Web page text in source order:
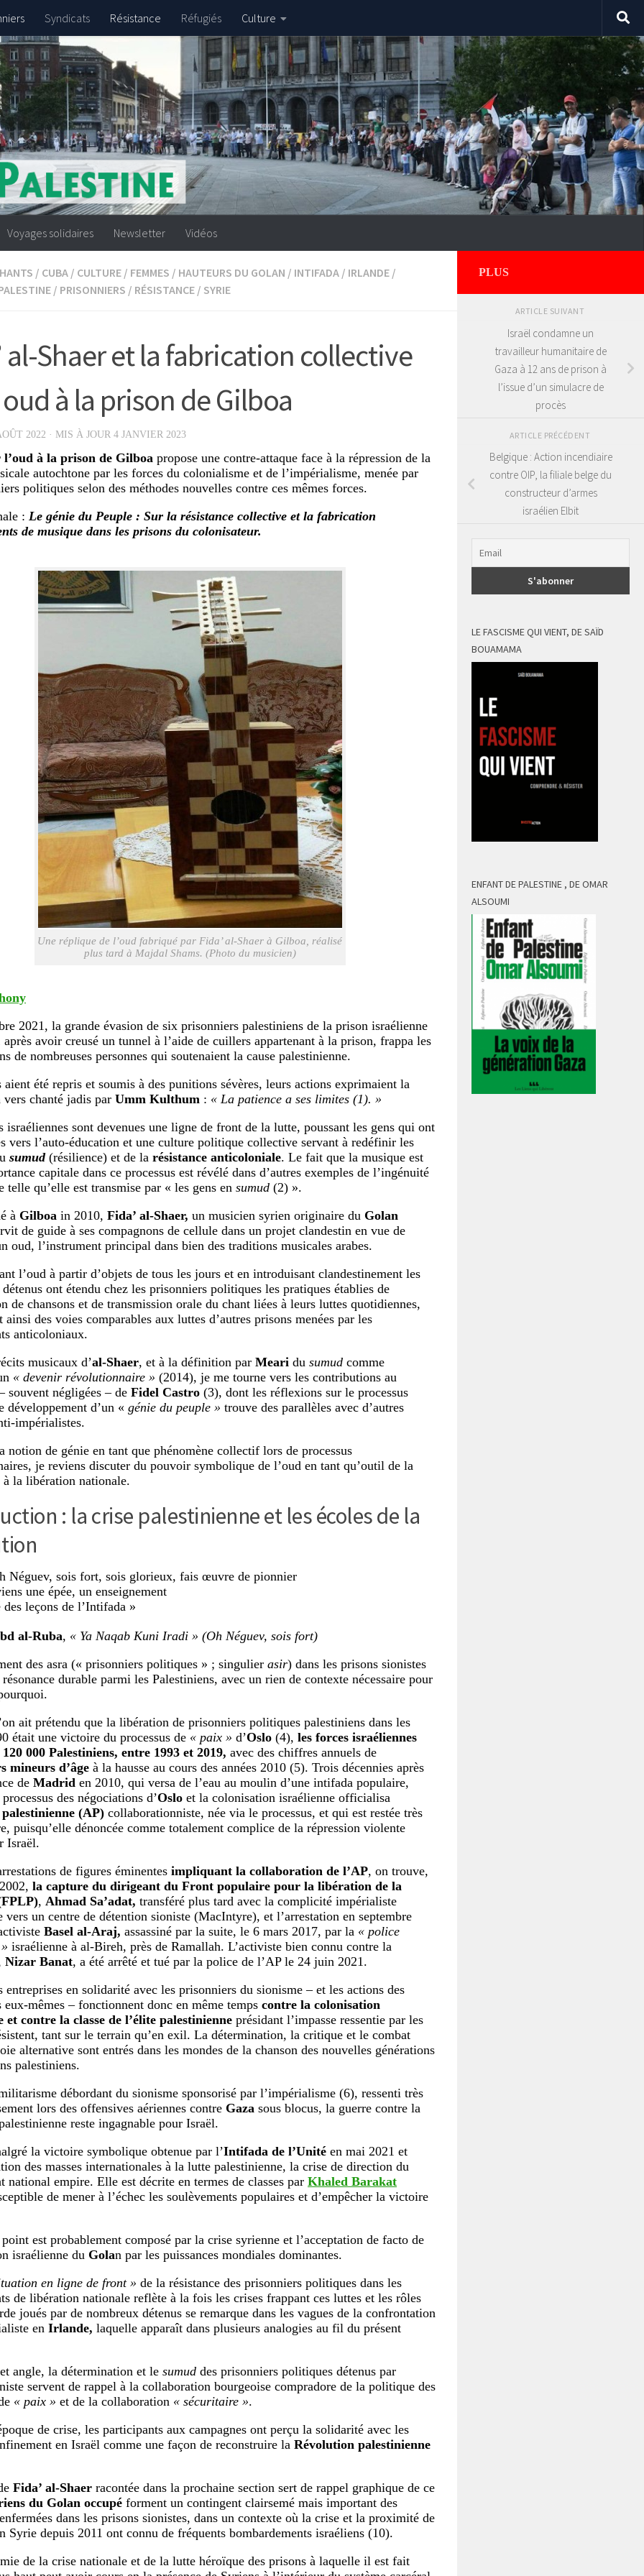
Syndicats Résistance Réfugiés Culture
Voyages solidaires Newsletter Vidéos
/ CUBA / CULTURE / FEMMES / HAUTEURS DU GOLAN / INTIFADA / IRLANDE /
/ PRISONNIERS / RÉSISTANCE / SYRIE
al-Shaer et la fabrication collective
oud à la prison de Gilboa
2022 · MIS À JOUR 4 JANVIER 2023
à la prison de Gilboa propose une contre-attaque face à la répression de la
autochtone par les forces du colonialisme et de l’impérialisme, menée par
politiques selon des méthodes nouvelles contre ces mêmes forces.
: Le génie du Peuple : Sur la résistance collective et la fabrication
de musique dans les prisons du colonisateur.
Une réplique de l’oud fabriqué par Fida’ al-Shaer à Gilboa, réalisé
plus tard à Majdal Shams. (Photo du musicien)
2021, la grande évasion de six prisonniers palestiniens de la prison israélienne
après avoir creusé un tunnel à l’aide de cuillers appartenant à la prison, frappa les
de nombreuses personnes qui soutenaient la cause palestinienne.
aient été repris et soumis à des punitions sévères, leurs actions exprimaient la
vers chanté jadis par Umm Kulthum : « La patience a ses limites (1). »
israéliennes sont devenues une ligne de front de la lutte, poussant les gens qui ont
vers l’auto-éducation et une culture politique collective servant à redéfinir les
sumud(résilience) et de la résistance anticoloniale. Le fait que la musique est
capitale dans ce processus est révélé dans d’autres exemples de l’ingénuité
telle qu’elle est transmise par « les gens en sumud (2) ».
à Gilboa in 2010, Fida’ al-Shaer, un musicien syrien originaire du Golan
de guide à ses compagnons de cellule dans un projet clandestin en vue de
oud, l’instrument principal dans bien des traditions musicales arabes.
l’oud à partir d’objets de tous les jours et en introduisant clandestinement les
ont étendu chez les prisonniers politiques les pratiques établies de
de chansons et de transmission orale du chant liées à leurs luttes quotidiennes,
ainsi des voies comparables aux luttes d’autres prisons menées par les
anticoloniaux.
musicaux d’al-Shaer, et à la définition par Meari du sumud comme
« devenir révolutionnaire » (2014), je me tourne vers les contributions au
souvent négligées – de Fidel Castro (3), dont les réflexions sur le processus
développement d’un « génie du peuple » trouve des parallèles avec d’autres
impérialistes.
notion de génie en tant que phénomène collectif lors de processus
je reviens discuter du pouvoir symbolique de l’oud en tant qu’outil de la
la libération nationale.
: la crise palestinienne et les écoles de la
Néguev, sois fort, sois glorieux, fais œuvre de pionnier
une épée, un enseignement
des leçons de l’Intifada »
al-Ruba, « Ya Naqab Kuni Iradi » (Oh Néguev, sois fort)
des asra (« prisonniers politiques » ; singulier asir) dans les prisons sionistes
durable parmi les Palestiniens, avec un rien de contexte nécessaire pour
ait prétendu que la libération de prisonniers politiques palestiniens dans les
était une victoire du processus de « paix » d’Oslo (4), les forces israéliennes
000 Palestiniens, entre 1993 et 2019, avec des chiffres annuels de
mineurs d’âge à la hausse au cours des années 2010 (5). Trois décennies après
de Madrid en 2010, qui versa de l’eau au moulin d’une intifada populaire,
des négociations d’Oslo et la colonisation israélienne officialisa
(AP) collaborationniste, née via le processus, et qui est restée très
puisqu’elle dénoncée comme totalement complice de la répression violente
Israël.
de figures éminentes impliquant la collaboration de l’AP, on trouve,
la capture du dirigeant du Front populaire pour la libération de la
, Ahmad Sa’adat, transféré plus tard avec la complicité impérialiste
vers un centre de détention sioniste (MacIntyre), et l’arrestation en septembre
Basel al-Araj, assassiné par la suite, le 6 mars 2017, par la « police
israélienne à al-Bireh, près de Ramallah. L’activiste bien connu contre la
Nizar Banat, a été arrêté et tué par la police de l’AP le 24 juin 2021.
entreprises en solidarité avec les prisonniers du sionisme – et les actions des
eux-mêmes – fonctionnent donc en même temps contre la colonisation
et contre la classe de l’élite palestinienne présidant l’impasse ressentie par les
tant sur le terrain qu’en exil. La détermination, la critique et le combat
alternative sont entrés dans les mondes de la chanson des nouvelles générations
palestiniens.
débordant du sionisme sponsorisé par l’impérialisme (6), ressenti très
lors des offensives aériennes contre Gaza sous blocus, la guerre contre la
reste ingagnable pour Israël.
la victoire symbolique obtenue par l’Intifada de l’Unité en mai 2021 et
des masses internationales à la lutte palestinienne, la crise de direction du
national empire. Elle est décrite en termes de classes par Khaled Barakat
de mener à l’échec les soulèvements populaires et d’empêcher la victoire
est probablement composé par la crise syrienne et l’acceptation de facto de
israélienne du Golan par les puissances mondiales dominantes.
en ligne de front » de la résistance des prisonniers politiques dans les
de libération nationale reflète à la fois les crises frappant ces luttes et les rôles
joués par de nombreux détenus se remarque dans les vagues de la confrontation
en Irlande, laquelle apparaît dans plusieurs analogies au fil du présent
angle, la détermination et le sumud des prisonniers politiques détenus par
servent de rappel à la collaboration bourgeoise compradore de la politique des
« paix » et de la collaboration « sécuritaire ».
de crise, les participants aux campagnes ont perçu la solidarité avec les
en Israël comme une façon de reconstruire la Révolution palestinienne
Fida’ al-Shaer racontée dans la prochaine section sert de rappel graphique de ce
du Golan occupé forment un contingent clairsemé mais important des
dans les prisons sionistes, dans un contexte où la crise et la proximité de
Syrie depuis 2011 ont connu de fréquents bombardements israéliens (10).
de la crise nationale et de la lutte héroïque des prisons à laquelle il est fait
PLUS
ARTICLE SUIVANT
Israël condamne un
travailleur humanitaire de
Gaza à 12 ans de prison à
l’issue d’un simulacre de
procès
ARTICLE PRÉCÉDENT
Belgique : Action incendiaire
contre OIP, la filiale belge du
constructeur d’armes
israélien Elbit
LE FASCISME QUI VIENT, DE SAÏD
BOUAMAMA
ENFANT DE PALESTINE , DE OMAR
ALSOUMI